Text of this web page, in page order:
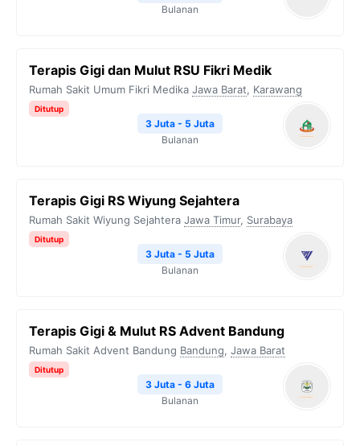
Bulanan
Terapis Gigi dan Mulut RSU Fikri Medik
Rumah Sakit Umum Fikri Medika Jawa Barat, Karawang
Ditutup
3 Juta - 5 Juta
Bulanan
Terapis Gigi RS Wiyung Sejahtera
Rumah Sakit Wiyung Sejahtera Jawa Timur, Surabaya
Ditutup
3 Juta - 5 Juta
Bulanan
Terapis Gigi & Mulut RS Advent Bandung
Rumah Sakit Advent Bandung Bandung, Jawa Barat
Ditutup
3 Juta - 6 Juta
Bulanan